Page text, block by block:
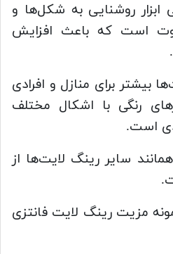
ابزار روشنایی به شکل‌ها و
است که باعث افزایش
بیشتر برای منازل و افرادی
رنگی با اشکال مختلف
است.
سایر رینگ لایت‌ها از
مزیت رینگ لایت فانتزی